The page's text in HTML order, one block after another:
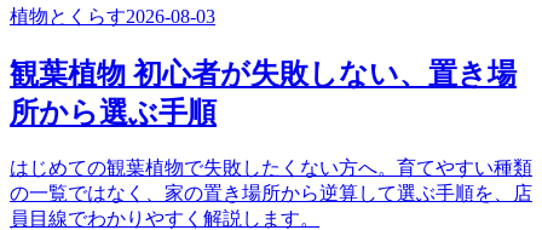
植物とくらす2026-08-03
観葉植物 初心者が失敗しない、置き場
所から選ぶ手順
はじめての観葉植物で失敗したくない方へ。育てやすい種類
の一覧ではなく、家の置き場所から逆算して選ぶ手順を、店
員目線でわかりやすく解説します。